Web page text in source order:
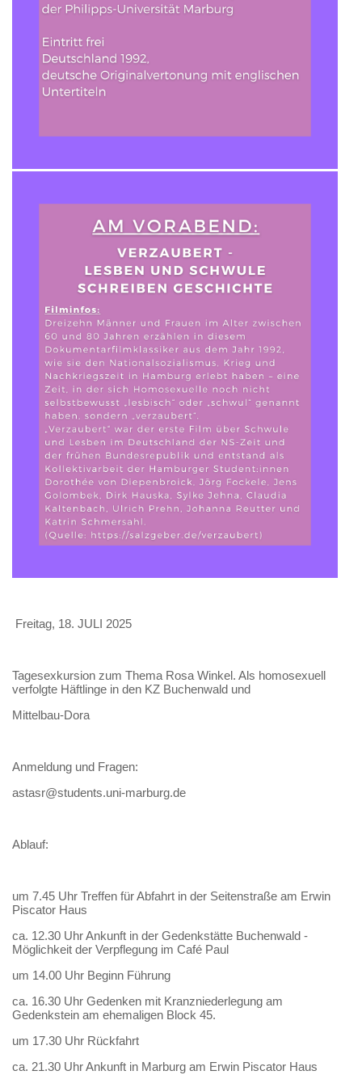
Freitag, 18. JULI 2025
Tagesexkursion zum Thema Rosa Winkel. Als homosexuell
verfolgte Häftlinge in den KZ Buchenwald und
Mittelbau-Dora
Anmeldung und Fragen:
astasr@students.uni-marburg.de
Ablauf:
um 7.45 Uhr Treffen für Abfahrt in der Seitenstraße am Erwin
Piscator Haus
ca. 12.30 Uhr Ankunft in der Gedenkstätte Buchenwald -
Möglichkeit der Verpflegung im Café Paul
um 14.00 Uhr Beginn Führung
ca. 16.30 Uhr Gedenken mit Kranzniederlegung am
Gedenkstein am ehemaligen Block 45.
um 17.30 Uhr Rückfahrt
ca. 21.30 Uhr Ankunft in Marburg am Erwin Piscator Haus